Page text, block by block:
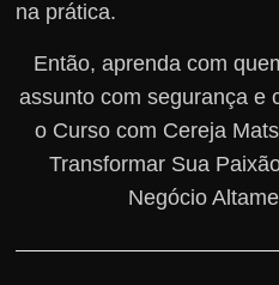
na prática.
Então, aprenda com
assunto com segurança e
o Curso com Cereja
Transformar Sua
Negócio